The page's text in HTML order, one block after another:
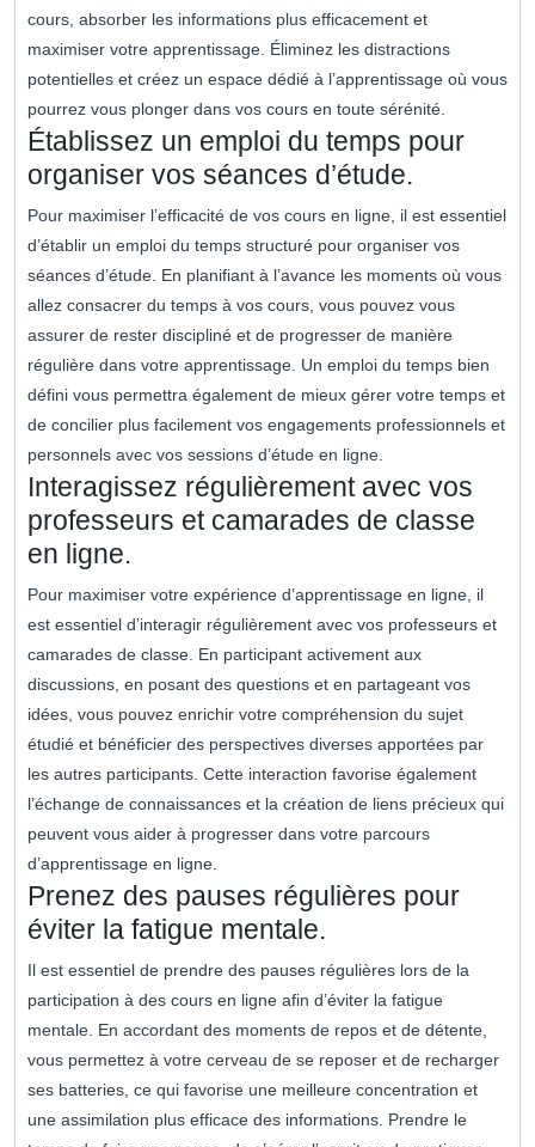
cours, absorber les informations plus efficacement et
maximiser votre apprentissage. Éliminez les distractions
potentielles et créez un espace dédié à l’apprentissage où vous
pourrez vous plonger dans vos cours en toute sérénité.
Établissez un emploi du temps pour
organiser vos séances d’étude.
Pour maximiser l’efficacité de vos cours en ligne, il est essentiel
d’établir un emploi du temps structuré pour organiser vos
séances d’étude. En planifiant à l’avance les moments où vous
allez consacrer du temps à vos cours, vous pouvez vous
assurer de rester discipliné et de progresser de manière
régulière dans votre apprentissage. Un emploi du temps bien
défini vous permettra également de mieux gérer votre temps et
de concilier plus facilement vos engagements professionnels et
personnels avec vos sessions d’étude en ligne.
Interagissez régulièrement avec vos
professeurs et camarades de classe
en ligne.
Pour maximiser votre expérience d’apprentissage en ligne, il
est essentiel d’interagir régulièrement avec vos professeurs et
camarades de classe. En participant activement aux
discussions, en posant des questions et en partageant vos
idées, vous pouvez enrichir votre compréhension du sujet
étudié et bénéficier des perspectives diverses apportées par
les autres participants. Cette interaction favorise également
l’échange de connaissances et la création de liens précieux qui
peuvent vous aider à progresser dans votre parcours
d’apprentissage en ligne.
Prenez des pauses régulières pour
éviter la fatigue mentale.
Il est essentiel de prendre des pauses régulières lors de la
participation à des cours en ligne afin d’éviter la fatigue
mentale. En accordant des moments de repos et de détente,
vous permettez à votre cerveau de se reposer et de recharger
ses batteries, ce qui favorise une meilleure concentration et
une assimilation plus efficace des informations. Prendre le